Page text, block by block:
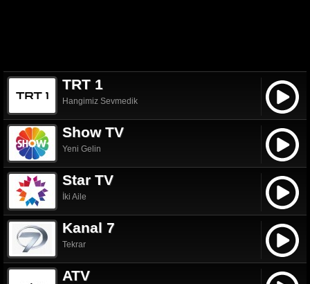
TRT 1
Hangimiz Sevmedik
Show TV
Yeni Gelin
Star TV
İki Aile
Kanal 7
Tekrar
ATV